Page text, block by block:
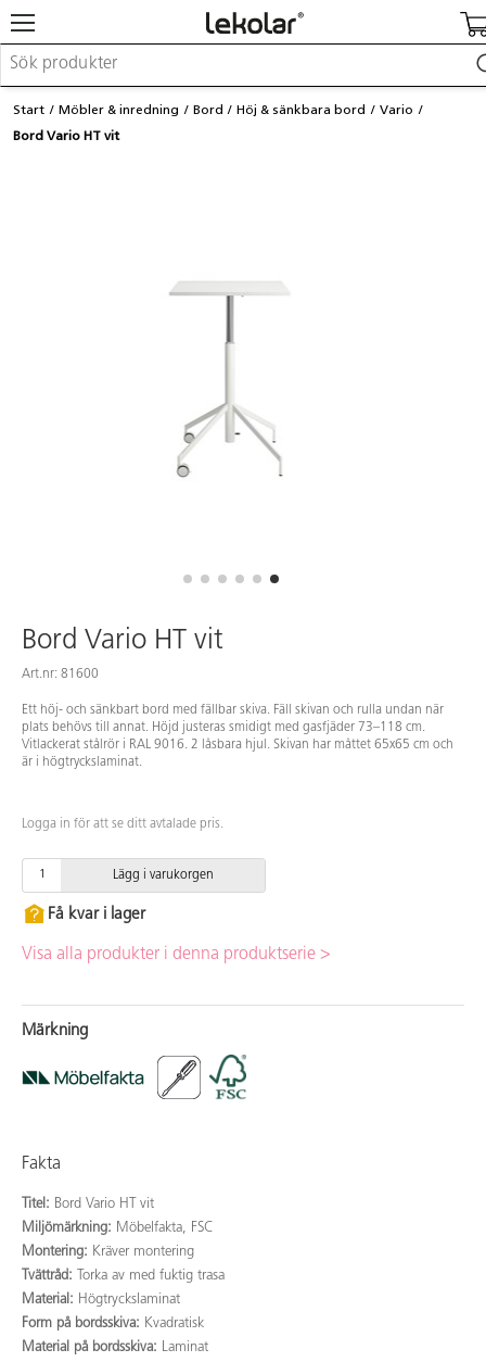
Möbler & inredning
Lekplatsutrustning & utemiljö
Start Möbler & inredning Bord Höj & sänkbara bord
Vario
Bord Vario HT vit
Bord Vario HT vit
Art.nr: 81600
Ett höj- och sänkbart bord med fällbar skiva. Fäll skivan och rulla undan när
plats behövs till annat. Höjd justeras smidigt med gasfjäder 73–118 cm.
Vitlackerat stålrör i RAL 9016. 2 låsbara hjul. Skivan har måttet 65x65 cm och
är i högtryckslaminat.
Logga in för att se ditt avtalade pris.
Lägg i varukorgen
Få kvar i lager
Visa alla produkter i denna produktserie >
Märkning
Fakta
Titel: Bord Vario HT vit
Miljömärkning: Möbelfakta, FSC
Montering: Kräver montering
Tvättråd:
Torka av med fuktig trasa
Material: Högtryckslaminat
Form på bordsskiva: Kvadratisk
Material på bordsskiva: Laminat